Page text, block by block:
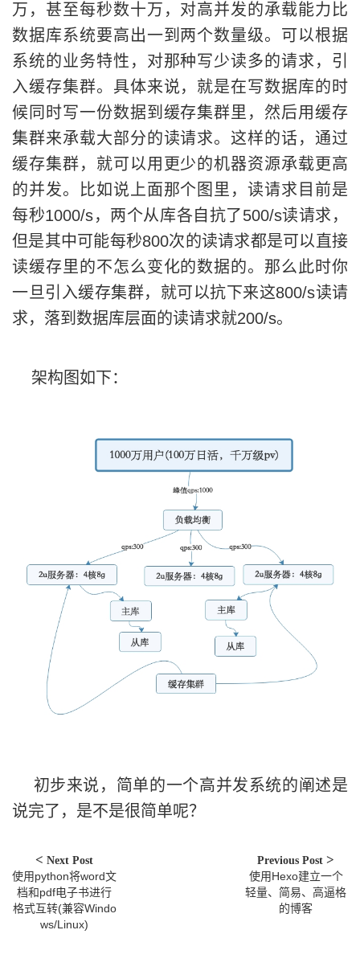
万，甚至每秒数十万，对高并发的承载能力比
数据库系统要高出一到两个数量级。可以根据
系统的业务特性，对那种写少读多的请求，引
入缓存集群。具体来说，就是在写数据库的时
候同时写一份数据到缓存集群里，然后用缓存
集群来承载大部分的读请求。这样的话，通过
缓存集群，就可以用更少的机器资源承载更高
的并发。比如说上面那个图里，读请求目前是
每秒1000/s，两个从库各自抗了500/s读请求，
但是其中可能每秒800次的读请求都是可以直接
读缓存里的不怎么变化的数据的。那么此时你
一旦引入缓存集群，就可以抗下来这800/s读请
求，落到数据库层面的读请求就200/s。
架构图如下：
初步来说，简单的一个高并发系统的阐述是
说完了，是不是很简单呢？
Next Post
使用python将word文
档和pdf电子书进行
格式互转(兼容Windo
ws/Linux)
Previous Post
使用Hexo建立一个
轻量、简易、高逼格
的博客